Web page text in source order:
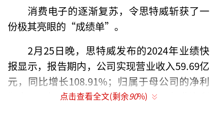
消费电子的逐渐复苏，令思特威斩获了一
份极其亮眼的“成绩单”。
2月25日晚，思特威发布的2024年业绩快
报显示，报告期内，公司实现营业收入59.69亿
元，同比增长108.91%；归属于母公司的净利
润为3.91亿元，同比暴增2651.81%；扣非净利
点击查看全文(剩余90%)